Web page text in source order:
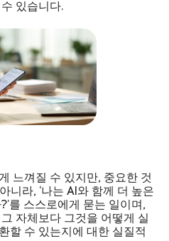
있습니다.
느껴질 수 있지만, 중요한 것
니라, ‘나는 AI와 함께 더 높은
를 스스로에게 묻는 일이며,
자체보다 그것을 어떻게 실
할 수 있는지에 대한 실질적